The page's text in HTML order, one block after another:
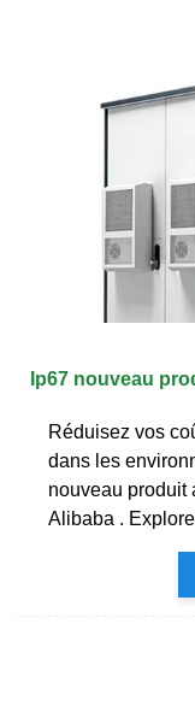
Ip67 nouveau
Réduisez vos
dans les
nouveau produit
Alibaba .